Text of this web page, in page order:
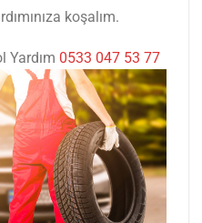
koşalım.
Yardım 0533 047 53 77